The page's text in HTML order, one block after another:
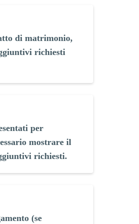
di matrimonio,
richiesti
per
mostrare il
richiesti.
(se